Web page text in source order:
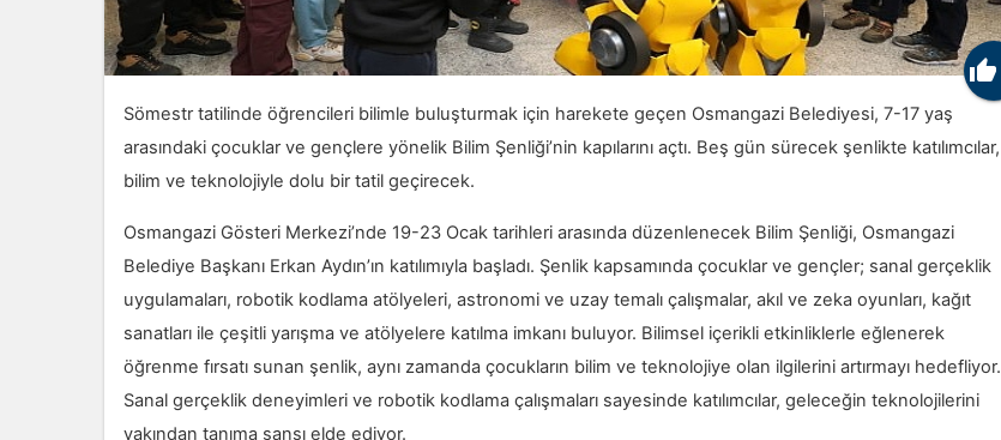

Sömestr tatilinde öğrencileri bilimle buluşturmak için harekete geçen Osmangazi Belediyesi, 7-17 yaş
arasındaki çocuklar ve gençlere yönelik Bilim Şenliği’nin kapılarını açtı. Beş gün sürecek şenlikte katılımcılar,
bilim ve teknolojiyle dolu bir tatil geçirecek.
Osmangazi Gösteri Merkezi’nde 19-23 Ocak tarihleri arasında düzenlenecek Bilim Şenliği, Osmangazi
Belediye Başkanı Erkan Aydın’ın katılımıyla başladı. Şenlik kapsamında çocuklar ve gençler; sanal gerçeklik
uygulamaları, robotik kodlama atölyeleri, astronomi ve uzay temalı çalışmalar, akıl ve zeka oyunları, kağıt
sanatları ile çeşitli yarışma ve atölyelere katılma imkanı buluyor. Bilimsel içerikli etkinliklerle eğlenerek
öğrenme fırsatı sunan şenlik, aynı zamanda çocukların bilim ve teknolojiye olan ilgilerini artırmayı hedefliyor.
Sanal gerçeklik deneyimleri ve robotik kodlama çalışmaları sayesinde katılımcılar, geleceğin teknolojilerini
yakından tanıma şansı elde ediyor.